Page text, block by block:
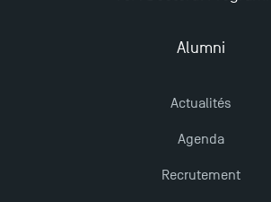
Alumni
Actualités
Agenda
Recrutement